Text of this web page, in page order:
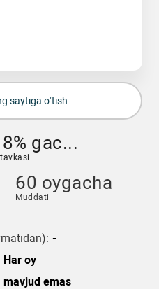
saytiga o‘tish
gac...
60 oygacha
Muddati
-
Har oy
mavjud emas